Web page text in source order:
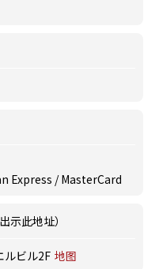
Express / MasterCard
示此地址）
ルビル2F 地图